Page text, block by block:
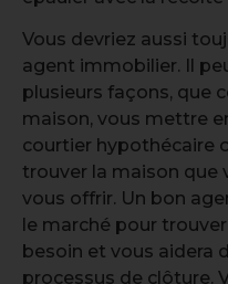
Vous devriez aussi
agent immobilier. Il
plusieurs façons, que
maison, vous mettre
courtier hypothécaire
trouver la maison que
vous offrir. Un bon
le marché pour
besoin et vous aidera
processus de clôture.